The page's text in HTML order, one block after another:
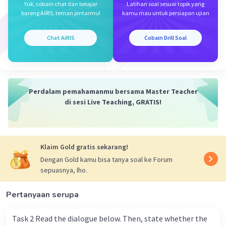
(-) S + do/does + not + V1 + O/C
Penggunaan verb s/es:
Jika subjeknya he, she, it, dan tunggal (singular)
Jika subjeknya I, you, we, they, dan jamak (plural)
maka tidak mendapat tambahan s/es.
Penggunaan Does : Subjek adalah
he/she/it/tunggal.
Soal:
terkadang ____ susu.)
Yuk, cobain chat dan belajar
bareng AiRIS, teman pintarmu!
Chat AiRIS
Latihan soal sesuai topik yang
kamu mau untuk persiapan ujian
Cobain Drill Soal
Perdalam pemahamanmu bersama Master Teacher
di sesi Live Teaching, GRATIS!
Klaim Gold gratis sekarang!
Dengan Gold kamu bisa tanya soal ke Forum
sepuasnya, lho.
Pertanyaan serupa
Task 2 Read the dialogue below. Then, state whether the